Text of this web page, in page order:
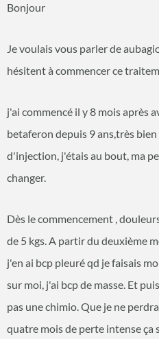
Bonjour
Je voulais vous parler de
hésitent à commencer ce
j'ai commencé il y 8 mois après
betaferon depuis 9 ans,très
d'injection, j'étais au bout, ma
changer.
Dès le commencement ,
de 5 kgs. A partir du deuxième
j'en ai bcp pleuré qd je faisais
sur moi, j'ai bcp de masse. Et
pas une chimio. Que je ne
quatre mois de perte intense ça